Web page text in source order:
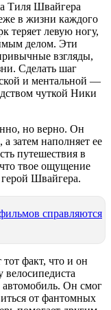
Тиля Швайгера
в жизни каждого
теряет левую ногу,
делом. Эти
взгляды,
Сделать шаг
и ментальной —
чуткой Ники
но верно. Он
затем наполняет ее
путешествия в
твое ощущение
Швайгера.
справляются
факт, что и он
Он смог
от фантомных